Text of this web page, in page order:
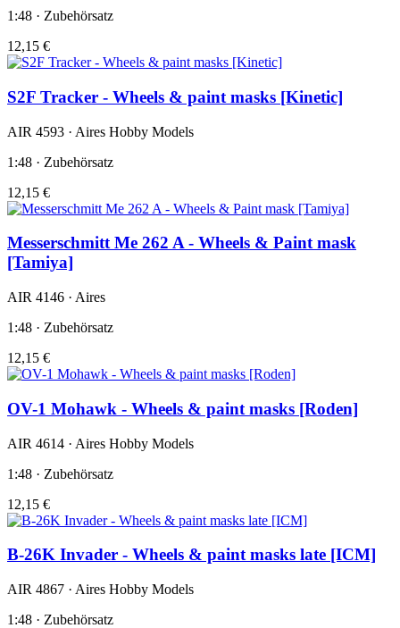
1:48 · Zubehörsatz
12,15 €
S2F Tracker - Wheels & paint masks [Kinetic]
AIR 4593 · Aires Hobby Models
1:48 · Zubehörsatz
12,15 €
Messerschmitt Me 262 A - Wheels & Paint mask
[Tamiya]
AIR 4146 · Aires
1:48 · Zubehörsatz
12,15 €
OV-1 Mohawk - Wheels & paint masks [Roden]
AIR 4614 · Aires Hobby Models
1:48 · Zubehörsatz
12,15 €
B-26K Invader - Wheels & paint masks late [ICM]
AIR 4867 · Aires Hobby Models
1:48 · Zubehörsatz